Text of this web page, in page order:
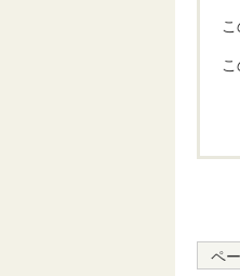
ペ